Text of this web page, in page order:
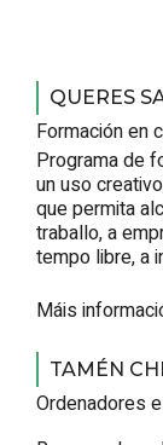
QUERES
Formación en
Programa de
un uso
que permita
traballo, a
tempo libre, a
Máis
TAMÉN
Ordenadores